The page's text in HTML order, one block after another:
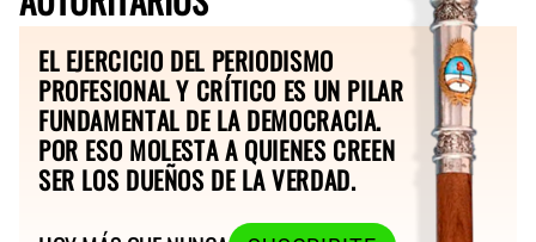
EL EJERCICIO DEL PERIODISMO
PROFESIONAL Y CRÍTICO ES UN PILAR
FUNDAMENTAL DE LA DEMOCRACIA.
POR ESO MOLESTA A QUIENES CREEN
SER LOS DUEÑOS DE LA VERDAD.